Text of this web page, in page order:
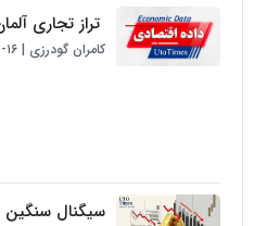
تراز تجاری آلمان – ژوئن 2026
کامران گودرزی ۱۶-۰۵-۱۴۰۵
سیگنال سنگین بانک